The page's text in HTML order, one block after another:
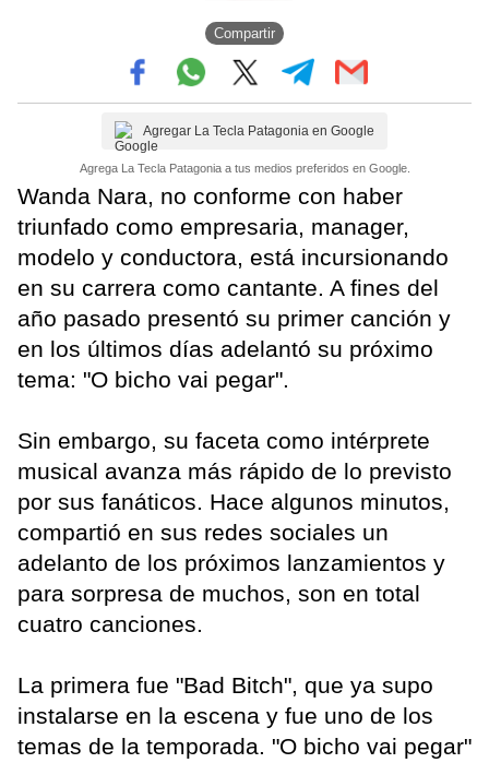
Compartir
Agregar La Tecla Patagonia en Google
Agrega La Tecla Patagonia a tus medios preferidos en Google.
Wanda Nara, no conforme con haber
triunfado como empresaria, manager,
modelo y conductora, está incursionando
en su carrera como cantante. A fines del
año pasado presentó su primer canción y
en los últimos días adelantó su próximo
tema: "O bicho vai pegar".
Sin embargo, su faceta como intérprete
musical avanza más rápido de lo previsto
por sus fanáticos. Hace algunos minutos,
compartió en sus redes sociales un
adelanto de los próximos lanzamientos y
para sorpresa de muchos, son en total
cuatro canciones.
La primera fue "Bad Bitch", que ya supo
instalarse en la escena y fue uno de los
temas de la temporada. "O bicho vai pegar"